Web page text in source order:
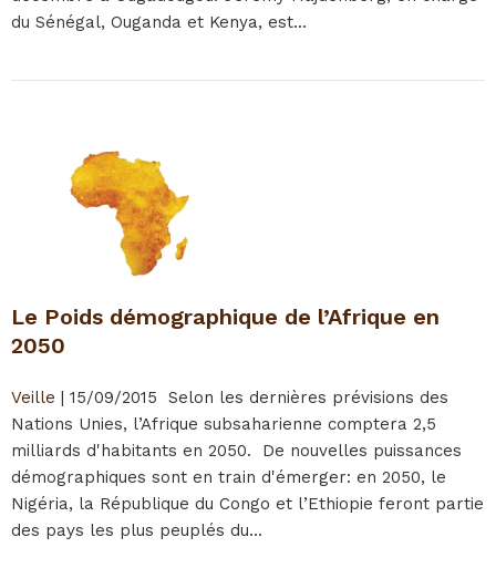
du Sénégal, Ouganda et Kenya, est...
Le Poids démographique de l’Afrique en
2050
Veille | 15/09/2015 Selon les dernières prévisions des
Nations Unies, l’Afrique subsaharienne comptera 2,5
milliards d'habitants en 2050. De nouvelles puissances
démographiques sont en train d'émerger: en 2050, le
Nigéria, la République du Congo et l’Ethiopie feront partie
des pays les plus peuplés du...